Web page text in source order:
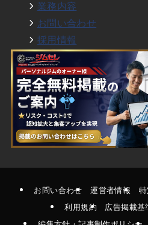
業務内容
お問い合わせ
採用情報
お問い合わせ 運営者情報
利用規約
広告掲載基